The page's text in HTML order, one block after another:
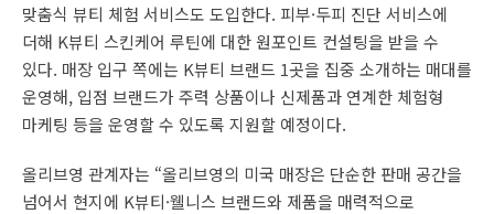
맞춤식 뷰티 체험 서비스도 도입한다. 피부·두피 진단 서비스에
더해 K뷰티 스킨케어 루틴에 대한 원포인트 컨설팅을 받을 수
있다. 매장 입구 쪽에는 K뷰티 브랜드 1곳을 집중 소개하는 매대를
운영해, 입점 브랜드가 주력 상품이나 신제품과 연계한 체험형
마케팅 등을 운영할 수 있도록 지원할 예정이다.
올리브영 관계자는 “올리브영의 미국 매장은 단순한 판매 공간을
넘어서 현지에 K뷰티·웰니스 브랜드와 제품을 매력적으로